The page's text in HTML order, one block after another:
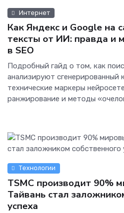
Интернет
Как Яндекс и Google на
тексты от ИИ: правда и
в SEO
Подробный гайд о том, как
анализируют сгенерированный
технические маркеры
ранжирование и методы
Технологии
TSMC производит 90%
Тайвань стал
успеха